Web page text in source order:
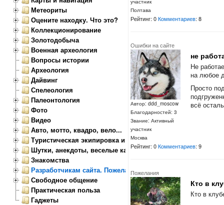
участник
Полтава
Рейтинг: 0Комментариев: 8
Ошибки на сайте
Автор: ddd_moscow
Благодарностей: 3
Звание: Активный
участник
Москва
не
Не
на любое
Просто
всё
Рейтинг: 0Комментариев: 9
Пожелания
Кто в
Кто в
Метеориты
Оцените находку. Что это?
Коллекционирование
Золотодобыча
Военная археология
Вопросы истории
Археология
Дайвинг
Спелеология
Палеонтология
Фото
Видео
Авто, мотто, квадро, вело...
Туристическая экипировка и снаряжение
Шутки, анекдоты, веселые картинки
Знакомства
Разработчикам сайта. Пожелания, замечания.
Свободное общение
Практическая польза
Гаджеты